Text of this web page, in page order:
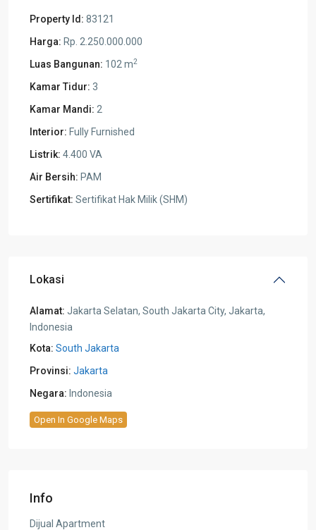
Property Id: 83121
Harga: Rp. 2.250.000.000
Luas Bangunan: 102 m2
Kamar Tidur: 3
Kamar Mandi: 2
Interior: Fully Furnished
Listrik: 4.400 VA
Air Bersih: PAM
Sertifikat: Sertifikat Hak Milik (SHM)
Lokasi
Alamat: Jakarta Selatan, South Jakarta City, Jakarta,
Indonesia
Kota: South Jakarta
Provinsi: Jakarta
Negara: Indonesia
Open In Google Maps
Info
Dijual Apartment